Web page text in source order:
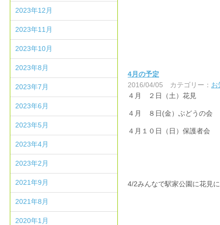
4月の予定
2016/04/05
カテゴリー： お
４月 ２日（土）花見
４月 ８日(金）ぶどうの会
４月１０日（日）保護者会
4/2みんなで駅家公園に花見
2023年12月
2023年11月
2023年10月
2023年8月
2023年7月
2023年6月
2023年5月
2023年4月
2023年2月
2021年9月
2021年8月
2020年1月